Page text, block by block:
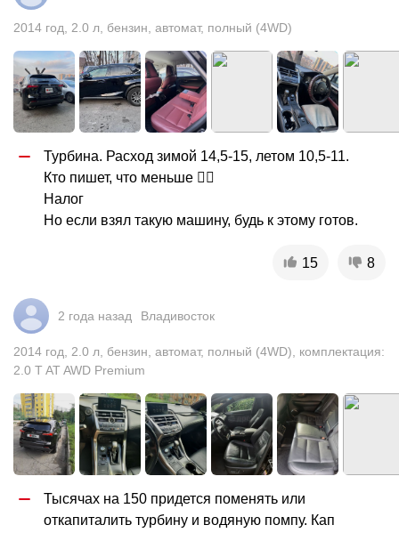
2014 год 2.0 л бензин автомат, полный (4WD)
Турбина. Расход зимой 14,5-15, летом 10,5-11.
Кто пишет, что меньше 🤷‍♀️
Налог
Но если взял такую машину, будь к этому готов.
15 8
2 года назад Владивосток
2014 год 2.0 л бензин автомат, полный (4WD)
комплектация:
2.0 T AT AWD Premium
Тысячах на 150 придется поменять или
откапиталить турбину и водяную помпу. Кап